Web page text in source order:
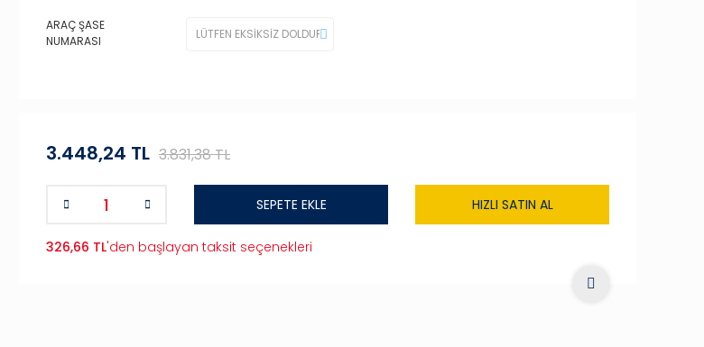
ARAÇ ŞASE
NUMARASI
3.448,24 TL 3.831,38 TL
SEPETE EKLE HIZLI SATIN AL
326,66 TL'den başlayan taksit seçenekleri